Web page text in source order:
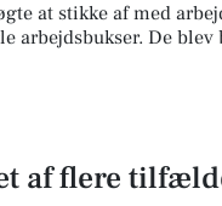
at stikke af med
arbejdsbukser. De
af flere